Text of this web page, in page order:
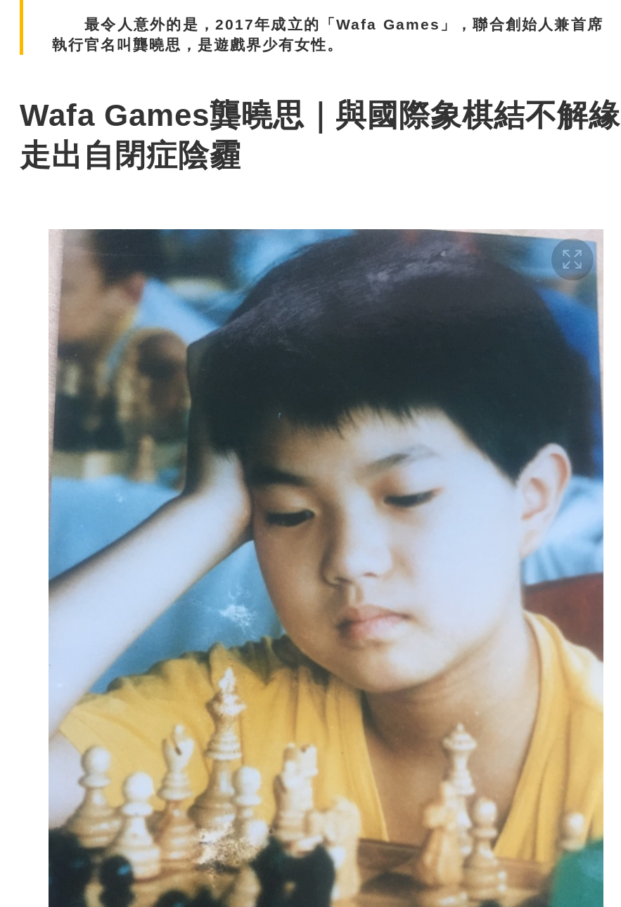
最令人意外的是，2017年成立的「Wafa Games」，聯合創始人兼首席
執行官名叫龔曉思，是遊戲界少有女性。
Wafa Games龔曉思｜與國際象棋結不解緣
走出自閉症陰霾